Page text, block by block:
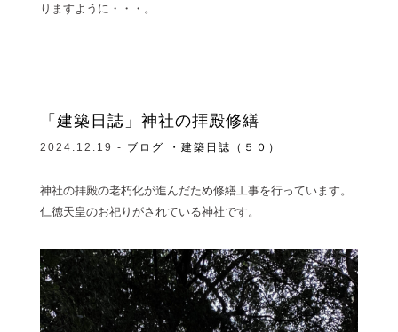
りますように・・・。
「建築日誌」神社の拝殿修繕
2024.12.19 - ブログ ・建築日誌（５０）
神社の拝殿の老朽化が進んだため修繕工事を行っています。
仁徳天皇のお祀りがされている神社です。